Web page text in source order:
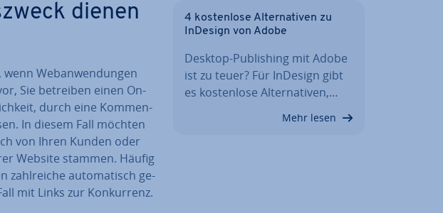
dienen
Web­an­wen­dun­gen
Sie betreiben einen On­
durch eine Kom­men­
In diesem Fall möchten
von Ihren Kunden oder
Website stammen. Häufig
zahl­rei­che au­to­ma­tisch ge­
mit Links zur Kon­kur­renz.
4 kos­ten­lo­se Al­ter­na­ti­ven zu
InDesign von Adobe
Desktop-Pu­bli­shing mit Adobe
ist zu teuer? Für InDesign gibt
es kos­ten­lo­se Al­ter­na­ti­ven,…
Mehr lesen